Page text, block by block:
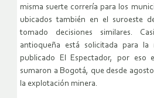
misma suerte correría para los
ubicados también en el suroeste
tomado decisiones similares.
antioqueña está solicitada para
publicado El Espectador, por eso
sumaron a Bogotá, que desde
la explotación minera.